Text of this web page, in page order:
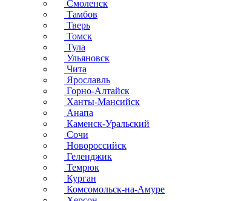
Смоленск
Тамбов
Тверь
Томск
Тула
Ульяновск
Чита
Ярославль
Горно-Алтайск
Ханты-Мансийск
Анапа
Каменск-Уральский
Сочи
Новороссийск
Геленджик
Темрюк
Курган
Комсомольск-на-Амуре